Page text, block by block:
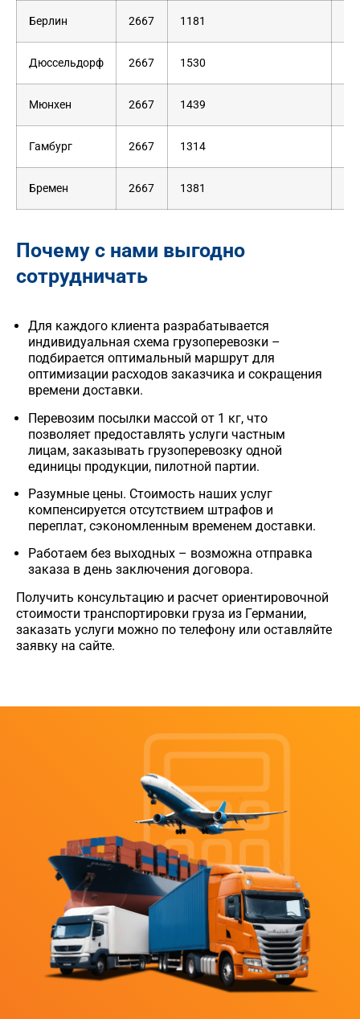
Берлин 2667 1181
Дюссельдорф 2667 1530
Мюнхен 2667 1439
Гамбург 2667 1314
Бремен 2667 1381
Почему с нами выгодно
сотрудничать
Для каждого клиента разрабатывается
индивидуальная схема грузоперевозки –
подбирается оптимальный маршрут для
оптимизации расходов заказчика и сокращения
времени доставки.
Перевозим посылки массой от 1 кг, что
позволяет предоставлять услуги частным
лицам, заказывать грузоперевозку одной
единицы продукции, пилотной партии.
Разумные цены. Стоимость наших услуг
компенсируется отсутствием штрафов и
переплат, сэкономленным временем доставки.
Работаем без выходных – возможна отправка
заказа в день заключения договора.
Получить консультацию и расчет ориентировочной
стоимости транспортировки груза из Германии,
заказать услуги можно по телефону или оставляйте
заявку на сайте.